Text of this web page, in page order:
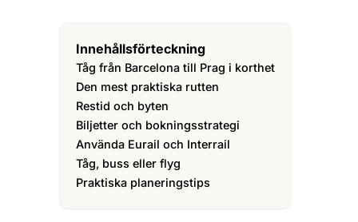
Innehållsförteckning
Tåg från Barcelona till Prag i korthet
Den mest praktiska rutten
Restid och byten
Biljetter och bokningsstrategi
Använda Eurail och Interrail
Tåg, buss eller flyg
Praktiska planeringstips